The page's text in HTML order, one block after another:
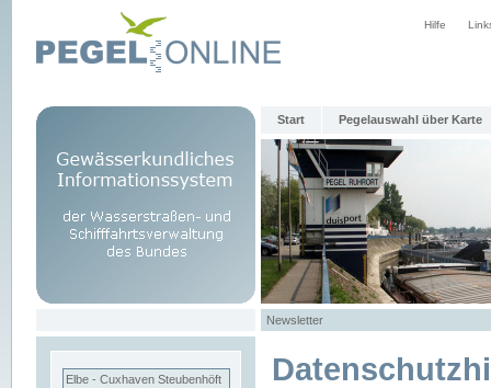
Hilfe
Start Pegelauswahl über Karte
Newsletter
Elbe - Cuxhaven Steubenhöft